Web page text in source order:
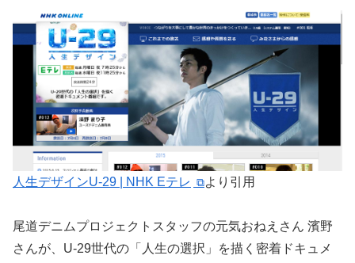
人生デザインU-29 | NHK Eテレ より引用
尾道デニムプロジェクトスタッフの元気おねえさん 濱野
さんが、U-29世代の「人生の選択」を描く密着ドキュメ